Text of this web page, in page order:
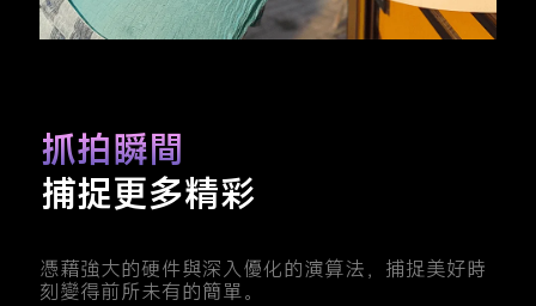
抓拍瞬間
捕捉更多精彩
憑藉強大的硬件與深入優化的演算法，捕捉美好時
刻變得前所未有的簡單。